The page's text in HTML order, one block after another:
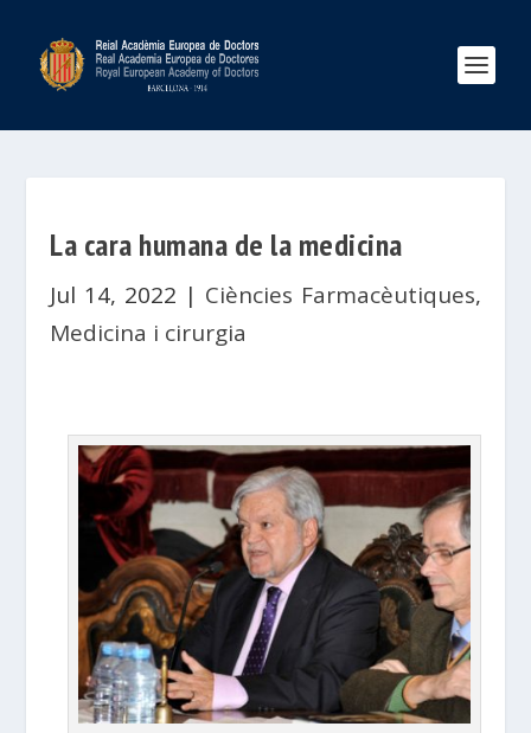
La cara humana de la medicina
Jul 14, 2022 | Ciències Farmacèutiques,
Medicina i cirurgia